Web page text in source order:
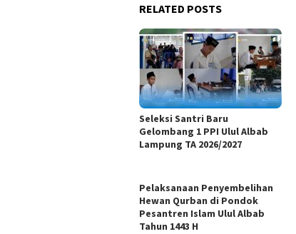
RELATED POSTS
Seleksi Santri Baru
Gelombang 1 PPI Ulul Albab
Lampung TA 2026/2027
Pelaksanaan Penyembelihan
Hewan Qurban di Pondok
Pesantren Islam Ulul Albab
Tahun 1443 H